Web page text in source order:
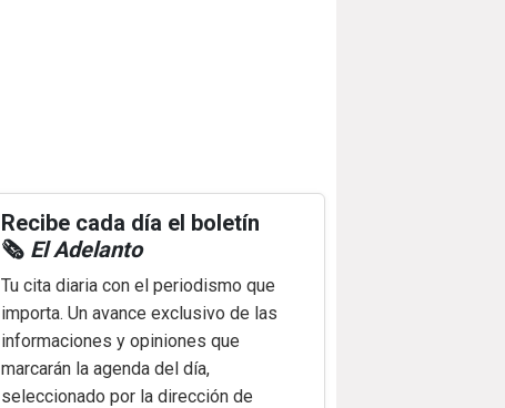
Recibe cada día el boletín
🗞️ El Adelanto
Tu cita diaria con el periodismo que
importa. Un avance exclusivo de las
informaciones y opiniones que
marcarán la agenda del día,
seleccionado por la dirección de